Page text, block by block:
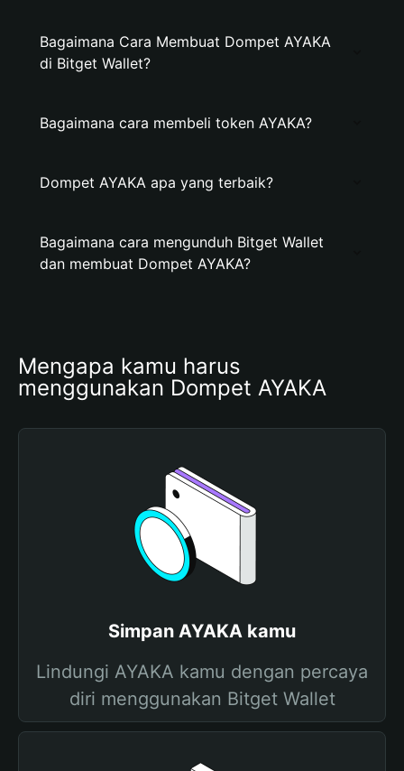
Bagaimana Cara Membuat Dompet AYAKA
di Bitget Wallet?
Bagaimana cara membeli token AYAKA?
Dompet AYAKA apa yang terbaik?
Bagaimana cara mengunduh Bitget Wallet
dan membuat Dompet AYAKA?
Mengapa kamu harus
menggunakan Dompet AYAKA
Simpan AYAKA kamu
Lindungi AYAKA kamu dengan percaya
diri menggunakan Bitget Wallet